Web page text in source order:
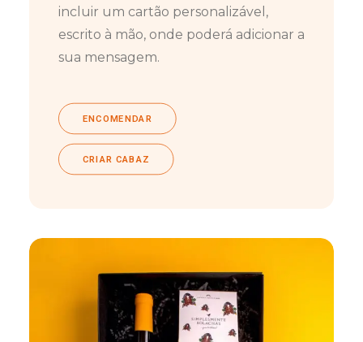
incluir um cartão personalizável,
escrito à mão, onde poderá adicionar a
sua mensagem.
ENCOMENDAR
CRIAR CABAZ